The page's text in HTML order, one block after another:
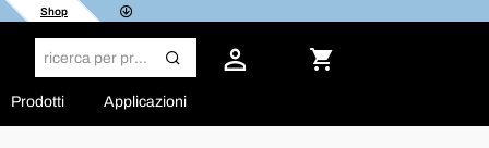
Shop
Prodotti Applicazioni